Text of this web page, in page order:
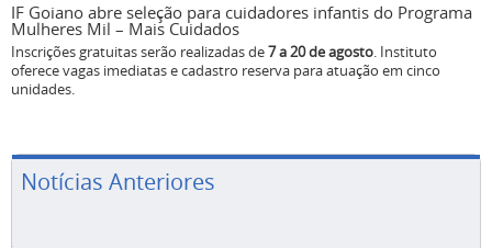
IF Goiano abre seleção para cuidadores infantis do Programa
Mulheres Mil – Mais Cuidados
Inscrições gratuitas serão realizadas de7 a 20 de agosto. Instituto
oferece vagas imediatas e cadastro reserva para atuação em cinco
unidades.
Notícias Anteriores